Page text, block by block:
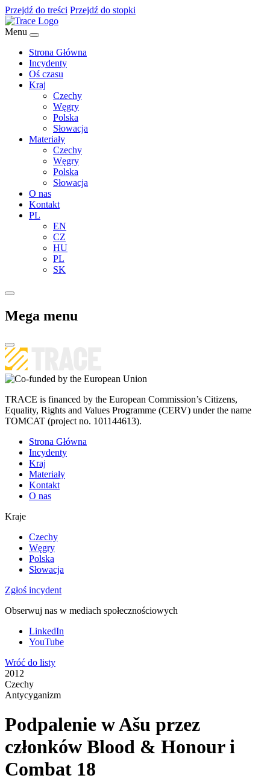
Przejdź do treści Przejdź do stopki
Menu
Strona Główna
Incydenty
Oś czasu
Kraj
Czechy
Węgry
Polska
Słowacja
Materiały
Czechy
Węgry
Polska
Słowacja
O nas
Kontakt
PL
EN
CZ
HU
PL
SK
Mega menu
TRACE is financed by the European Commission’s Citizens,
Equality, Rights and Values Programme (CERV) under the name
TOMCAT (project no. 101144613).
Strona Główna
Incydenty
Kraj
Materiały
Kontakt
O nas
Kraje
Czechy
Węgry
Polska
Słowacja
Zgłoś incydent
Obserwuj nas w mediach społecznościowych
LinkedIn
YouTube
Wróć do listy
2012
Czechy
Antycyganizm
Podpalenie w Ašu przez
członków Blood & Honour i
Combat 18